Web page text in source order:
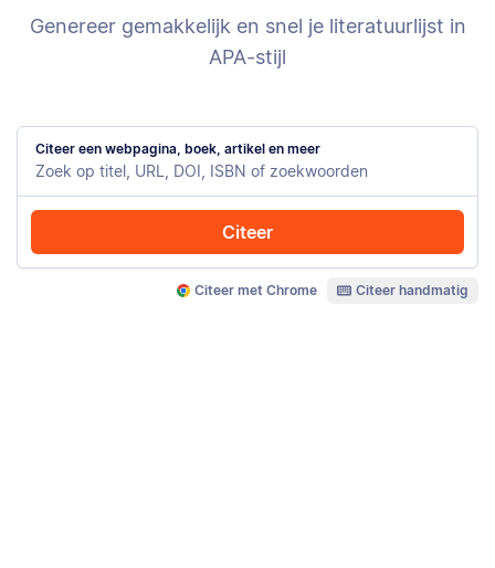
Genereer gemakkelijk en snel je literatuurlijst in
APA-stijl
Citeer een webpagina, boek, artikel en meer
Citeer
Citeer met Chrome Citeer handmatig